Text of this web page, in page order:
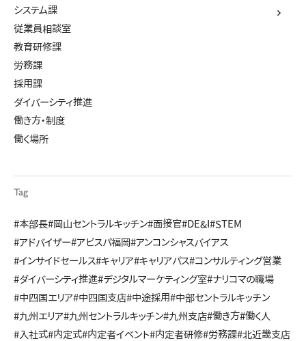
システム課
従業員相談室
教育研修課
労務課
採用課
ダイバーシティ推進
働き方・制度
働く場所
Tag
#本部長#岡山セントラルキッチン#面接官#DE&I #STEM
#アドバイザー#アビスパ福岡#アンコンシャスバイアス
#インサイドセールス#キャリア#キャリアパス#コンサルティング営業
#ダイバーシティ推進#デジタルマーケティング室#ナリコマの職場
#中四国エリア#中四国支店#中途採用#中部セントラルキッチン
#九州エリア#九州セントラルキッチン#九州支店#働き方#働く人
#入社式#内定式#内定者イベント#内定者研修#労務課#北近畿支店